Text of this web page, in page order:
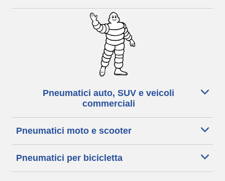
preventivo per il servizio che cerchi.
Pneumatici auto, SUV e veicoli
commerciali
Pneumatici moto e scooter
Pneumatici per bicicletta